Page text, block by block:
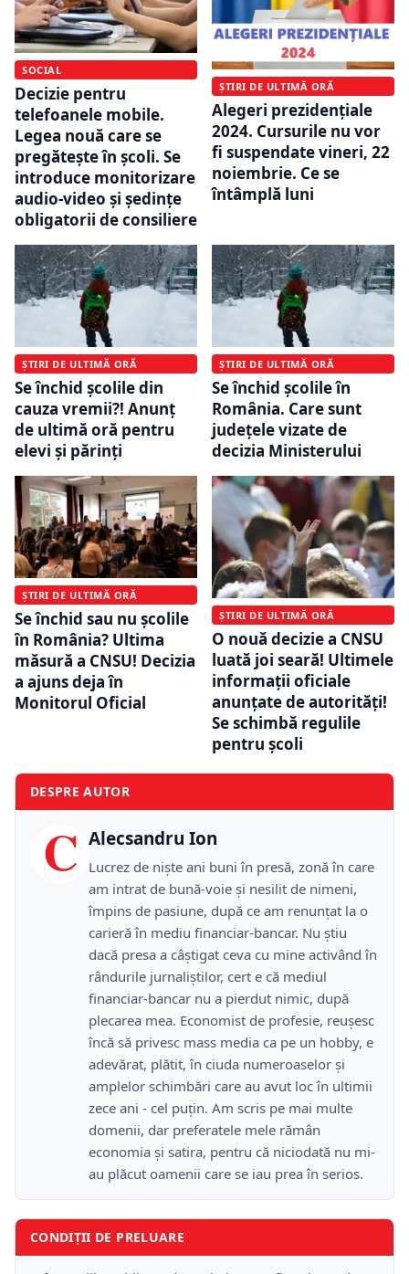
SOCIAL
Decizie pentru
telefoanele mobile.
Legea nouă care se
pregătește în școli. Se
introduce monitorizare
audio-video și ședințe
obligatorii de consiliere
ȘTIRI DE ULTIMĂ ORĂ
Alegeri prezidențiale
2024. Cursurile nu vor
fi suspendate vineri, 22
noiembrie. Ce se
întâmplă luni
ȘTIRI DE ULTIMĂ ORĂ
Se închid școlile din
cauza vremii?! Anunț
de ultimă oră pentru
elevi și părinți
ȘTIRI DE ULTIMĂ ORĂ
Se închid şcolile în
România. Care sunt
județele vizate de
decizia Ministerului
ȘTIRI DE ULTIMĂ ORĂ
Se închid sau nu școlile
în România? Ultima
măsură a CNSU! Decizia
a ajuns deja în
Monitorul Oficial
ȘTIRI DE ULTIMĂ ORĂ
O nouă decizie a CNSU
luată joi seară! Ultimele
informații oficiale
anunțate de autorități!
Se schimbă regulile
pentru școli
DESPRE AUTOR
C Alecsandru Ion
Lucrez de niște ani buni în presă, zonă în care
am intrat de bună-voie și nesilit de nimeni,
împins de pasiune, după ce am renunțat la o
carieră în mediu financiar-bancar. Nu știu
dacă presa a câștigat ceva cu mine activând în
rândurile jurnaliștilor, cert e că mediul
financiar-bancar nu a pierdut nimic, după
plecarea mea. Economist de profesie, reușesc
încă să privesc mass media ca pe un hobby, e
adevărat, plătit, în ciuda numeroaselor și
amplelor schimbări care au avut loc în ultimii
zece ani - cel puțin. Am scris pe mai multe
domenii, dar preferatele mele rămân
economia și satira, pentru că niciodată nu mi-
au plăcut oamenii care se iau prea în serios.
CONDIȚII DE PRELUARE